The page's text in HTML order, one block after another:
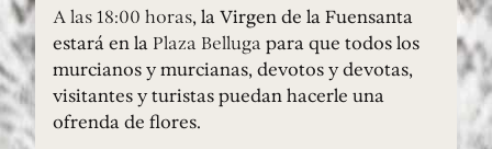
A las 18:00 horas, la Virgen de la Fuensanta
estará en la Plaza Belluga para que todos los
murcianos y murcianas, devotos y devotas,
visitantes y turistas puedan hacerle una
ofrenda de flores.